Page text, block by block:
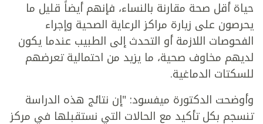
حياة أقل صحة مقارنة بالنساء، فإنهم أيضاً قليل ما
يحرصون على زيارة مراكز الرعاية الصحية وإجراء
الفحوصات اللازمة أو التحدث إلى الطبيب عندما يكون
لديهم مخاوف صحية، ما يزيد من احتمالية تعرضهم
للسكتات الدماغية.
وأوضحت الدكتورة ميفسود: "إن نتائج هذه الدراسة
تنسجم بكل تأكيد مع الحالات التي نستقبلها في مركز